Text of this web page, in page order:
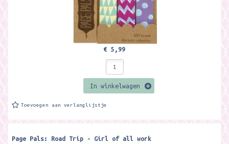
€ 5,99
In winkelwagen
Toevoegen aan verlanglijstje
Page Pals: Road Trip - Girl of all work